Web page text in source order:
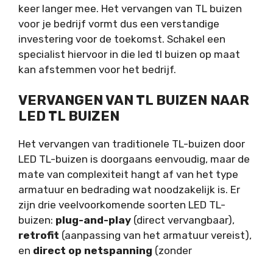
keer langer mee. Het vervangen van TL buizen
voor je bedrijf vormt dus een verstandige
investering voor de toekomst. Schakel een
specialist hiervoor in die led tl buizen op maat
kan afstemmen voor het bedrijf.
VERVANGEN VAN TL BUIZEN NAAR
LED TL BUIZEN
Het vervangen van traditionele TL-buizen door
LED TL-buizen is doorgaans eenvoudig, maar de
mate van complexiteit hangt af van het type
armatuur en bedrading wat noodzakelijk is. Er
zijn drie veelvoorkomende soorten LED TL-
buizen: plug-and-play (direct vervangbaar),
retrofit (aanpassing van het armatuur vereist),
en direct op netspanning (zonder